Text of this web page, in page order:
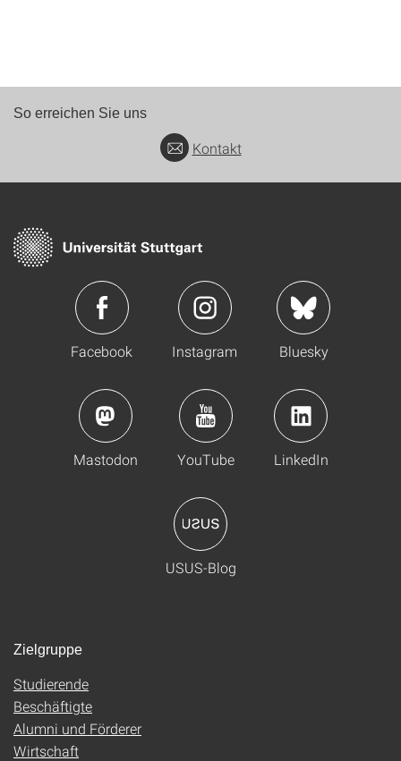
So erreichen Sie uns
Kontakt
Facebook Instagram Bluesky
Mastodon YouTube LinkedIn
USUS-Blog
Zielgruppe
Studierende
Beschäftigte
Alumni und Förderer
Wirtschaft